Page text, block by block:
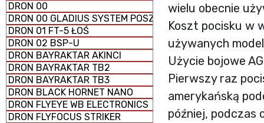
DRON 00
DRON 00 GLADIUS SYSTEM POSZUKIWAWCZO-
DRON 01 FT-5 ŁOŚ
DRON 02 BSP-U
DRON BAYRAKTAR AKINCI
DRON BAYRAKTAR TB2
DRON BAYRAKTAR TB3
DRON BLACK HORNET NANO
DRON FLYEYE WB ELECTRONICS
DRON FLYFOCUS STRIKER
wielu obecnie
Koszt pocisku w
używanych
Użycie bojowe
Pierwszy raz
amerykańską
później, podczas